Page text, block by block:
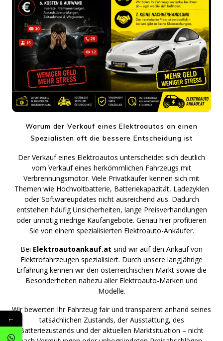
Warum der Verkauf eines Elektroautos an einen
Spezialisten oft die bessere Entscheidung ist
Der Verkauf eines Elektroautos unterscheidet sich deutlich
vom Verkauf eines herkömmlichen Fahrzeugs mit
Verbrennungsmotor. Viele Privatkäufer kennen sich mit
Themen wie Hochvoltbatterie, Batteriekapazität, Ladezyklen
oder Softwareupdates nicht ausreichend aus. Dadurch
entstehen häufig Unsicherheiten, lange Preisverhandlungen
oder unnötig niedrige Kaufangebote. Genau hier profitieren
Sie von einem spezialisierten Elektroauto-Ankäufer.
Bei Elektroautoankauf.at sind wir auf den Ankauf von
Elektrofahrzeugen spezialisiert. Durch unsere langjährige
Erfahrung kennen wir den österreichischen Markt sowie die
Besonderheiten nahezu aller Elektroauto-Marken und
Modelle.
Wir bewerten Ihr Fahrzeug fair und transparent anhand seines
tatsächlichen Zustands, der Ausstattung, des
Batteriezustands und der aktuellen Marktsituation – nicht
←